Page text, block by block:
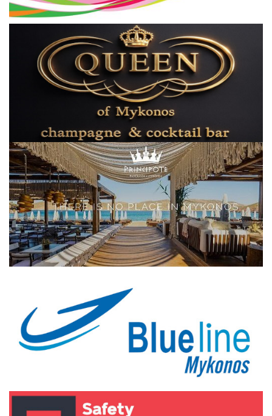
L’Art des Sens
Local Elections 2023
Elections 2023
Γλώσσα
Ελληνικά English